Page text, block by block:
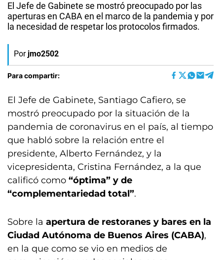
El Jefe de Gabinete se mostró preocupado por las
aperturas en CABA en el marco de la pandemia y por
la necesidad de respetar los protocolos firmados.
Por jmo2502
Para compartir:
El Jefe de Gabinete, Santiago Cafiero, se
mostró preocupado por la situación de la
pandemia de coronavirus en el país, al tiempo
que habló sobre la relación entre el
presidente, Alberto Fernández, y la
vicepresidenta, Cristina Fernández, a la que
calificó como “óptima” y de
“complementariedad total”.
Sobre la apertura de restoranes y bares en la
Ciudad Autónoma de Buenos Aires (CABA),
en la que como se vio en medios de